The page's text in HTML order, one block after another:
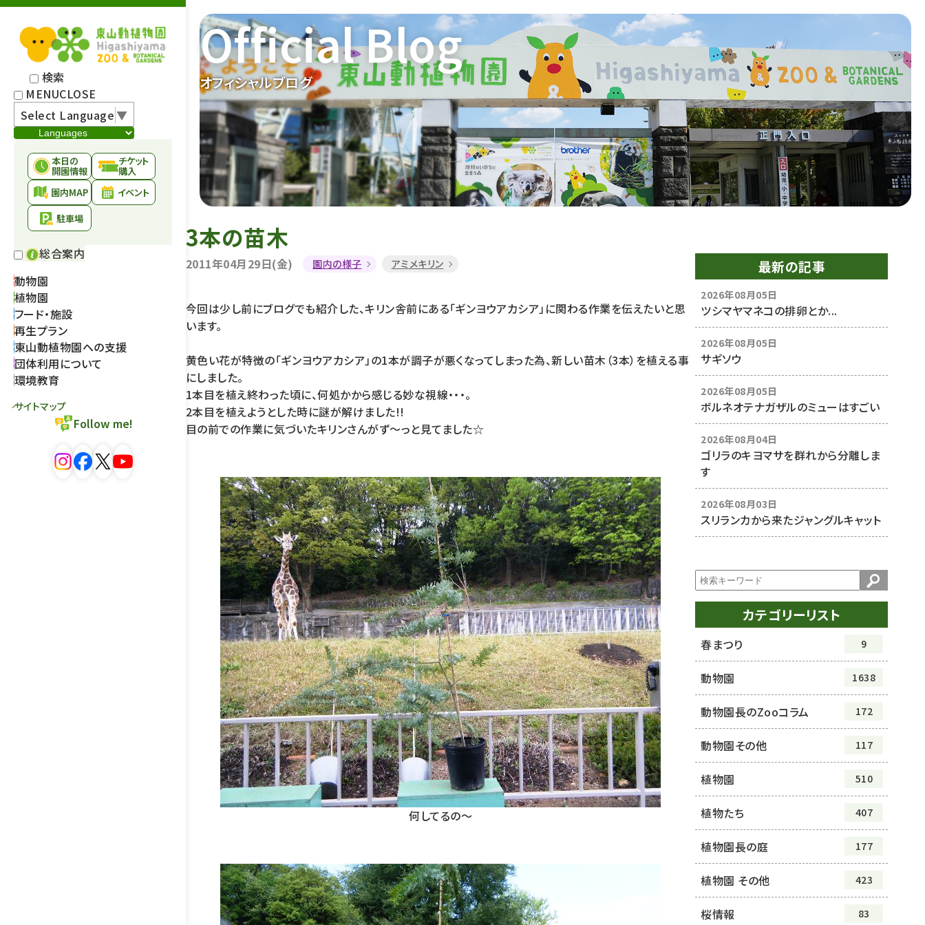
検索
MENUCLOSE
Select Language▼
本日の
開園情報
チケット
購入
園内MAP
イベント
駐車場
総合案内
動物園
植物園
フード・施設
再生プラン
東山動植物園への支援
団体利用について
環境教育
サイトマップ
Follow me!
オフィシャルブログ
Official Blog
3本の苗木
2011年04月29日(金) 園内の様子 アミメキリン
今回は少し前にブログでも紹介した、キリン舎前にある「ギンヨウアカシア」に関わる作業を伝えたいと思
います。
黄色い花が特徴の「ギンヨウアカシア」の1本が調子が悪くなってしまった為、新しい苗木（3本）を植える事
にしました。
1本目を植え終わった頃に、何処かから感じる妙な視線・・・。
2本目を植えようとした時に謎が解けました!!
目の前での作業に気づいたキリンさんがず〜っと見てました☆
何してるの〜
最新の記事
2026年08月05日
ツシマヤマネコの排卵とか...
2026年08月05日
サギソウ
2026年08月05日
ボルネオテナガザルのミューはすごい
2026年08月04日
ゴリラのキヨマサを群れから分離しま
す
2026年08月03日
スリランカから来たジャングルキャット
カテゴリーリスト
春まつり 9
動物園 1638
動物園長のZooコラム 172
動物園その他 117
植物園 510
植物たち 407
植物園長の庭 177
植物園 その他 423
桜情報 83